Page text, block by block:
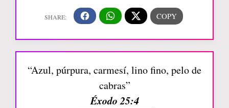
“Azul, púrpura, carmesí, lino fino, pelo de
cabras”
Éxodo 25:4